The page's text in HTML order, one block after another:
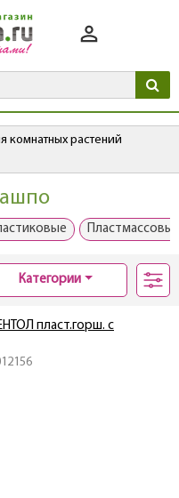
комнатных растений
Категории
пласт.горш. с